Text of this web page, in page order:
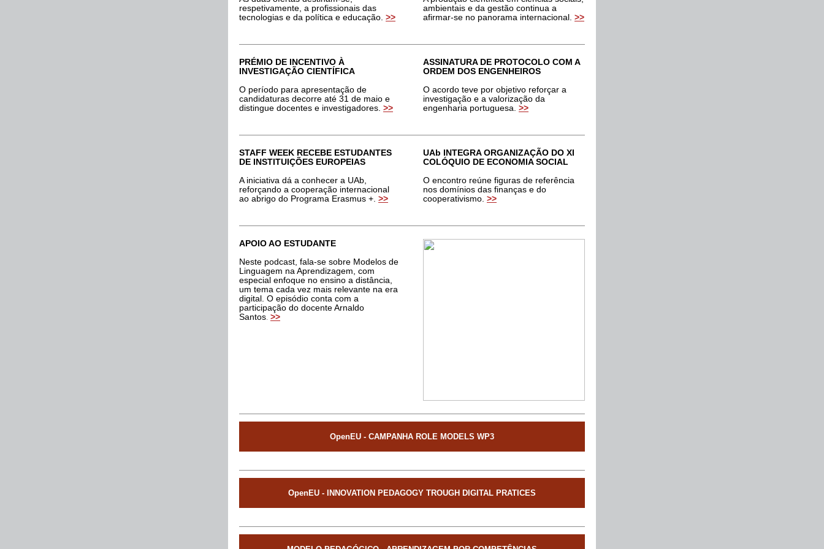
respetivamente, a profissionais das
tecnologias e da política e educação >>
ambientais e da gestão continua a
afirmar-se no panorama internacional. >>
PRÉMIO DE INCENTIVO À
INVESTIGAÇÃO CIENTÍFICA
O período para apresentação de
candidaturas decorre até 31 de maio e
distingue docentes e investigadores >>
ASSINATURA DE PROTOCOLO COM A
ORDEM DOS ENGENHEIROS
O acordo teve por objetivo reforçar a
investigação e a valorização da
engenharia portuguesa >>
STAFF WEEK RECEBE ESTUDANTES
DE INSTITUIÇÕES EUROPEIAS
A iniciativa dá a conhecer a UAb,
reforçando a cooperação internacional
ao abrigo do Programa Erasmus +. >>
UAb INTEGRA ORGANIZAÇÃO DO XI
COLÓQUIO DE ECONOMIA SOCIAL
O encontro reúne figuras de referência
nos domínios das finanças e do
cooperativismo >>
APOIO AO ESTUDANTE
Neste podcast, fala-se sobre Modelos de
Linguagem na Aprendizagem, com
especial enfoque no ensino a distância,
um tema cada vez mais relevante na era
digital. O episódio conta com a
participação do docente Arnaldo
Santos. >>
OpenEU - CAMPANHA ROLE MODELS WP3
OpenEU - INNOVATION PEDAGOGY TROUGH DIGITAL PRATICES